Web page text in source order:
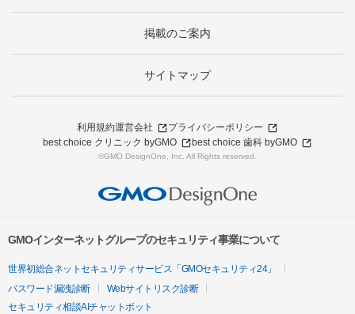
掲載のご案内
サイトマップ
利用規約運営会社
プライバシーポリシー
best choice クリニック byGMO
best choice 歯科 byGMO
©GMO DesignOne, Inc. All Rights reserved.
GMOインターネットグループのセキュリティ事業について
世界初総合ネットセキュリティサービス「GMOセキュリティ24」
パスワード漏洩診断
Webサイトリスク診断
セキュリティ相談AIチャットボット